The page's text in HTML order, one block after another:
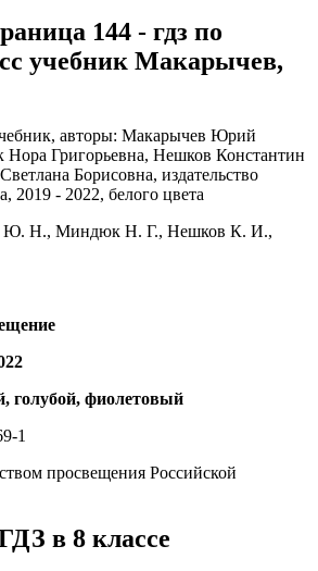
144 - гдз по
учебник Макарычев,
Ю. Н., Миндюк Н. Г., Нешков К. И.,
голубой, фиолетовый
1
просвещения Российской
в 8 классе